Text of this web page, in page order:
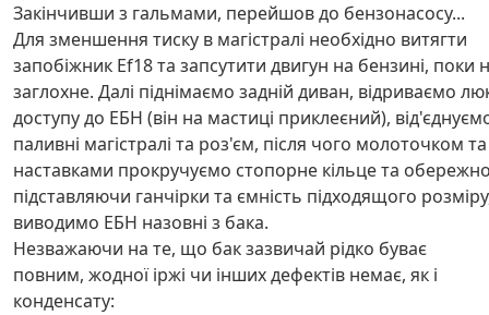
Закінчивши з гальмами, перейшов до бензонасосу...
Для зменшення тиску в магістралі необхідно витягти
запобіжник Ef18 та запсутити двигун на бензині, поки
заглохне. Далі піднімаємо задній диван, відриваємо
доступу до ЕБН (він на мастиці приклеєний),
паливні магістралі та роз'єм, після чого молоточком та
наставками прокручуємо стопорне кільце та
підставляючи ганчірки та ємність підходящого
виводимо ЕБН назовні з бака.
Незважаючи на те, що бак зазвичай рідко буває
повним, жодної іржі чи інших дефектів немає, як і
конденсату: